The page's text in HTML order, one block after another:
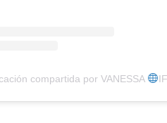
compartida por VANESSA